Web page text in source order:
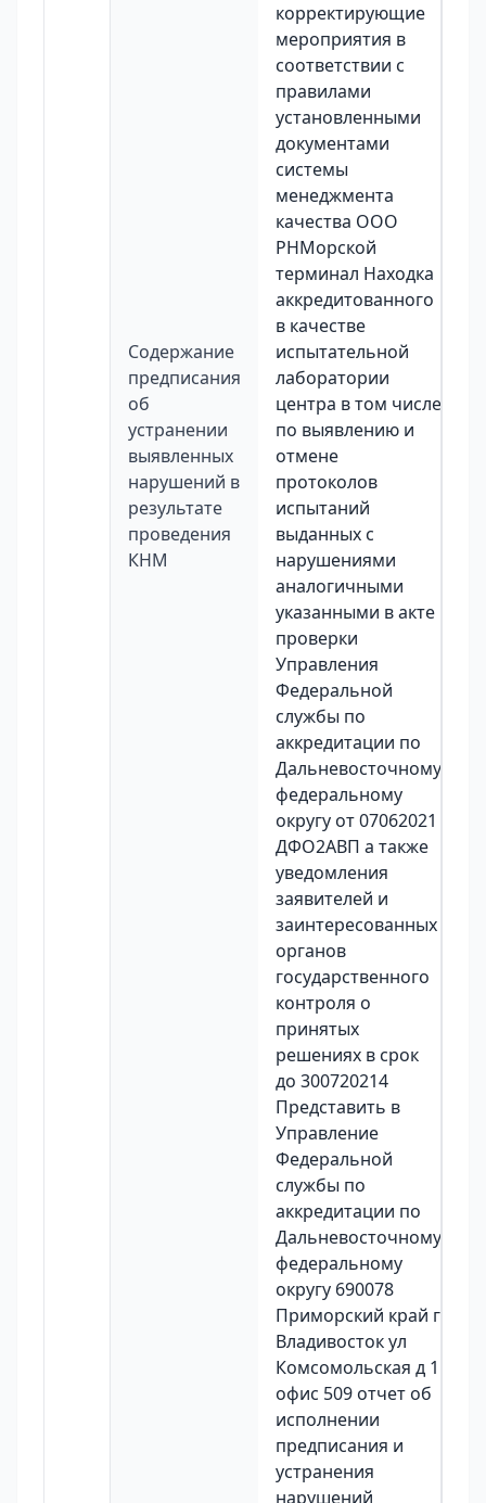
Содержание
предписания
об
устранении
выявленных
нарушений в
результате
проведения
КНМ
корректирующие
мероприятия в
соответствии с
правилами
установленными
документами
системы
менеджмента
качества ООО
РНМорской
терминал Находка
аккредитованного
в качестве
испытательной
лаборатории
центра в том числе
по выявлению и
отмене
протоколов
испытаний
выданных с
нарушениями
аналогичными
указанными в акте
проверки
Управления
Федеральной
службы по
аккредитации по
Дальневосточному
федеральному
округу от 07062021
ДФО2АВП а также
уведомления
заявителей и
заинтересованных
органов
государственного
контроля о
принятых
решениях в срок
до 300720214
Представить в
Управление
Федеральной
службы по
аккредитации по
Дальневосточному
федеральному
округу 690078
Приморский край г
Владивосток ул
Комсомольская д 1
офис 509 отчет об
исполнении
предписания и
устранения
нарушений